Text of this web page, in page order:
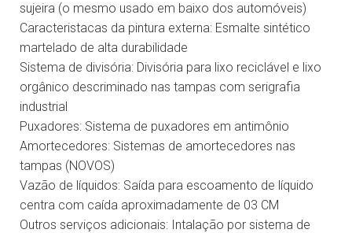
sujeira (o mesmo usado em baixo dos automóveis)
Caracteristacas da pintura externa: Esmalte sintético
martelado de alta durabilidade
Sistema de divisória: Divisória para lixo reciclável e lixo
orgânico descriminado nas tampas com serigrafia
industrial
Puxadores: Sistema de puxadores em antimônio
Amortecedores: Sistemas de amortecedores nas
tampas (NOVOS)
Vazão de líquidos: Saída para escoamento de líquido
centra com caída aproximadamente de 03 CM
Outros serviços adicionais: Intalação por sistema de